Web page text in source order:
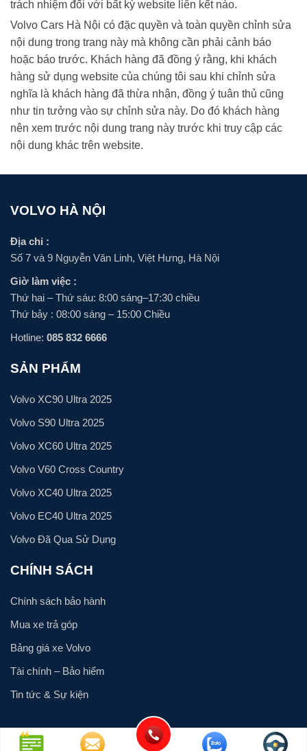
trách nhiệm đối với bất kỳ website liên kết nào.
Volvo Cars Hà Nội có đặc quyền và toàn quyền chỉnh sửa
nội dung trong trang này mà không cần phải cảnh báo
hoặc báo trước. Khách hàng đã đồng ý rằng, khi khách
hàng sử dụng website của chúng tôi sau khi chỉnh sửa
nghĩa là khách hàng đã thừa nhận, đồng ý tuân thủ cũng
như tin tưởng vào sự chỉnh sửa này. Do đó khách hàng
nên xem trước nội dung trang này trước khi truy cập các
nội dung khác trên website.
VOLVO HÀ NỘI
Địa chỉ :
Số 7 và 9 Nguyễn Văn Linh, Việt Hưng, Hà Nội
Giờ làm việc :
Thứ hai – Thứ sáu: 8:00 sáng–17:30 chiều
Thứ bảy : 08:00 sáng – 15:00 Chiều
Hotline: 085 832 6666
SẢN PHẨM
Volvo XC90 Ultra 2025
Volvo S90 Ultra 2025
Volvo XC60 Ultra 2025
Volvo V60 Cross Country
Volvo XC40 Ultra 2025
Volvo EC40 Ultra 2025
Volvo Đã Qua Sử Dụng
CHÍNH SÁCH
Chính sách bảo hành
Mua xe trả góp
Bảng giá xe Volvo
Tài chính – Bảo hiểm
Tin tức & Sự kiện